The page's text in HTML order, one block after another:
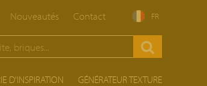
Nouveautés Contact FR
D'INSPIRATION GÉNÉRATEUR TEXTURE